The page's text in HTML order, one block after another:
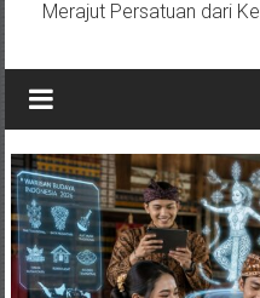
Merajut Persatuan dari